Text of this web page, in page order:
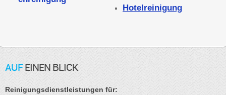
Hotelreinigung
AUFEINEN BLICK
Reinigungsdienstleistungen für: